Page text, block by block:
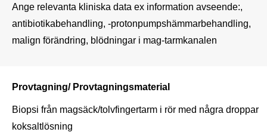
Ange relevanta kliniska data ex information avseende:,
antibiotikabehandling, -protonpumpshämmarbehandling,
malign förändring, blödningar i mag-tarmkanalen
Provtagning/ Provtagningsmaterial
Biopsi från magsäck/tolvfingertarm i rör med några droppar